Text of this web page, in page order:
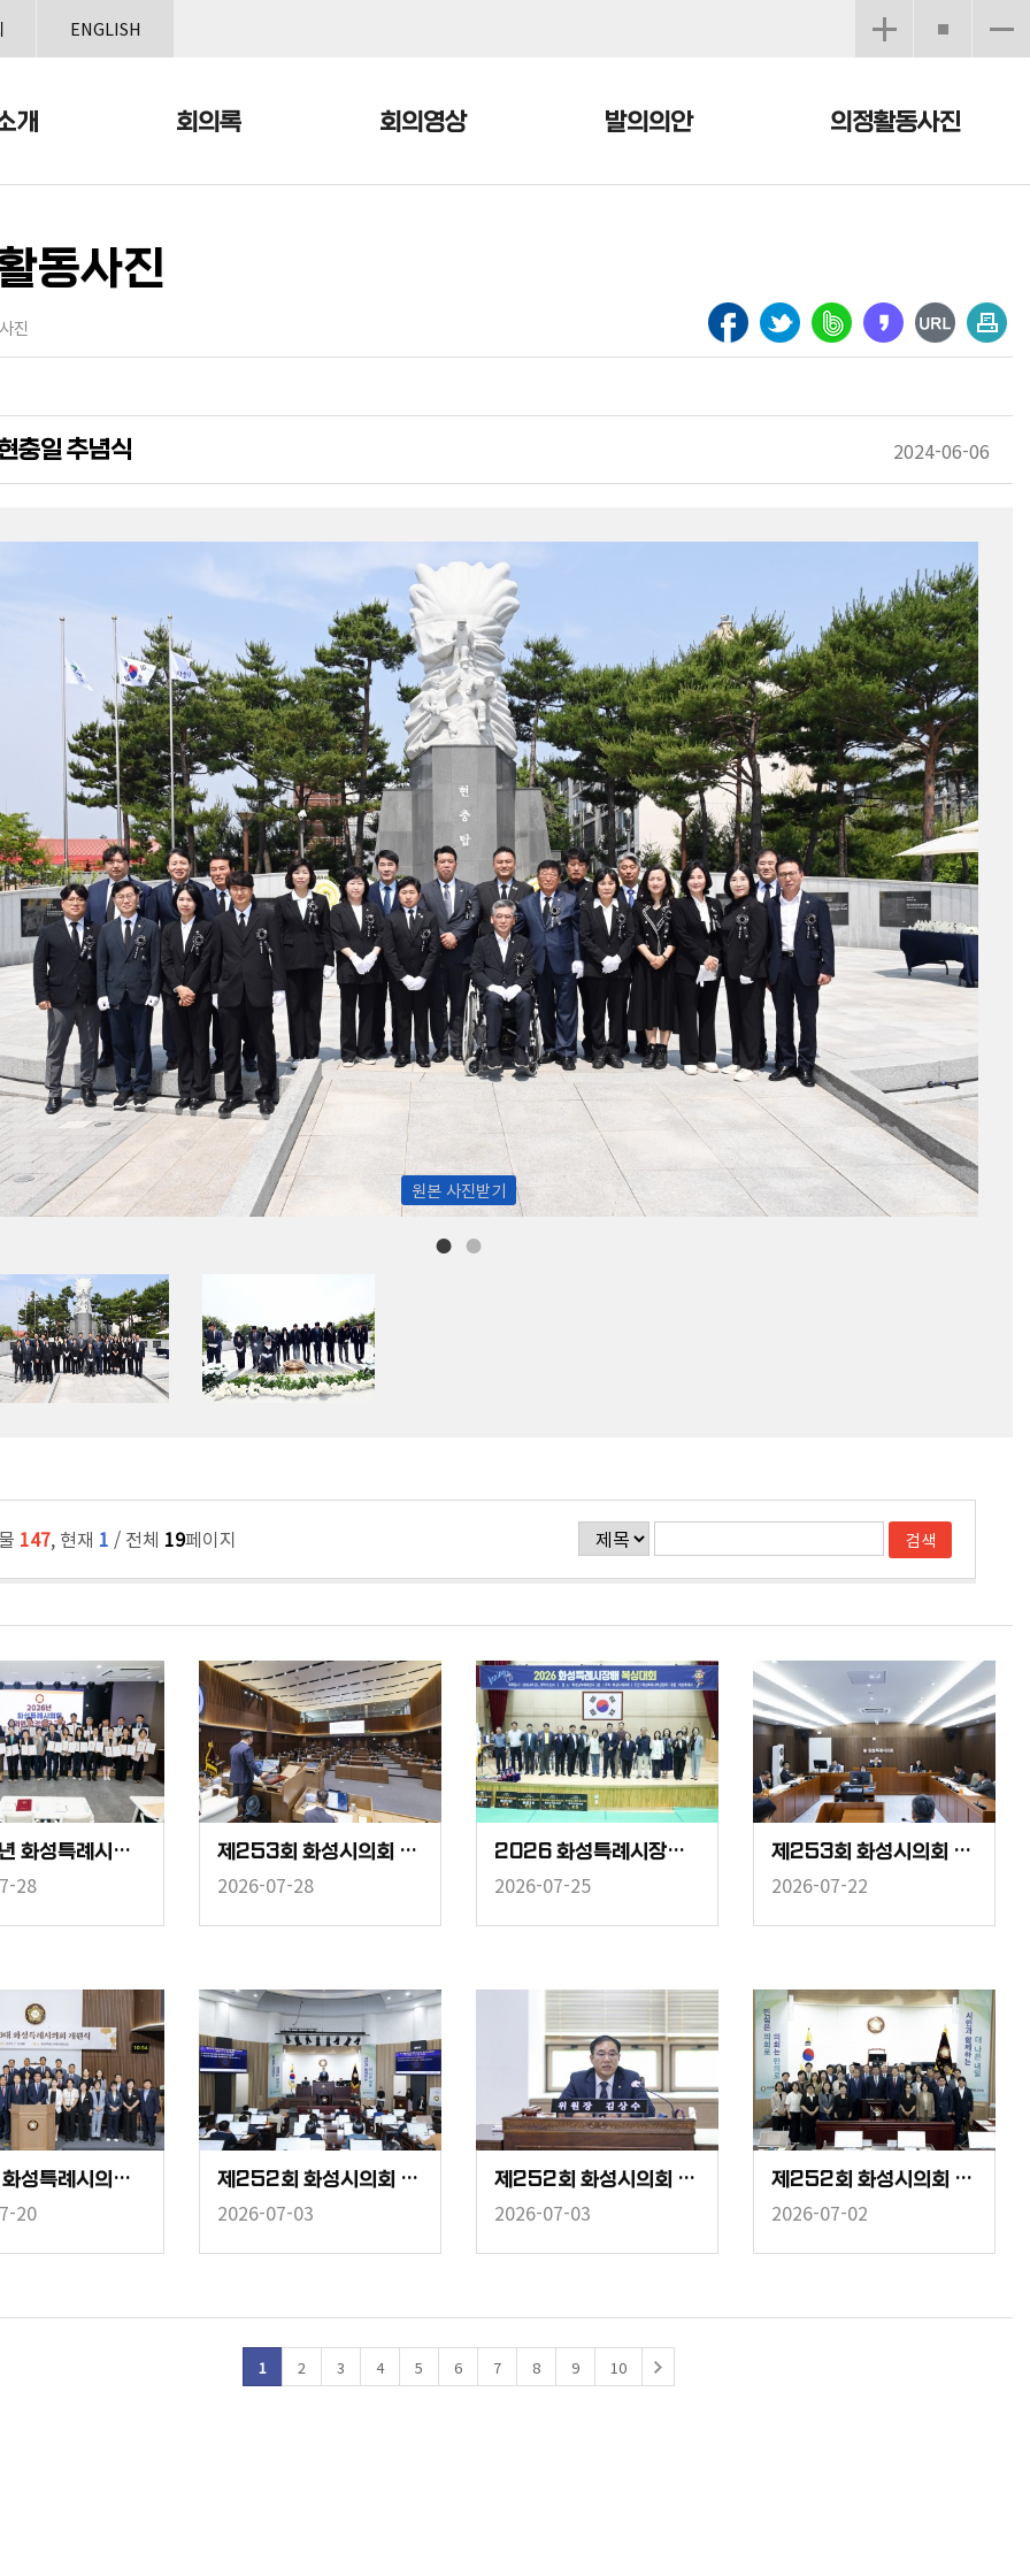
ENGLISH
개 회의록 회의영상 발의의안 의정활동사진
진
동사진
충일 추념식 2024-06-06
원본 사진받기
147, 현재 1 / 전체 19페이지
2026년 화성특례시의회 의원 법정의무교육
28
제253회 화성시의회 임시회 중 제2차 본회의
2026-07-28
2026 화성특례시장배 복싱대회
2026-07-25
제253회 화성시의회 임시회 중 경제환경위원회
2026-07-22
제10대 화성특례시의회 개원식
20
제252회 화성시의회 임시회 중 제2차 본회의
2026-07-03
제252회 화성시의회 임시회 중 경제환경위원회
2026-07-03
제252회 화성시의회 임시회 중 제1차 본회의
2026-07-02
1 2 3 4 5 6 7 8 9 10